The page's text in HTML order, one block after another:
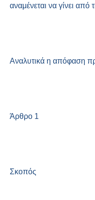
αναμένεται να γίνει
Αναλυτικά η απόφαση
Άρθρο 1
Σκοπός